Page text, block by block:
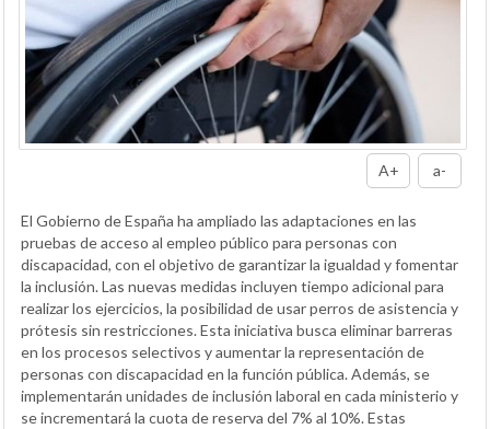
A+ a-
El Gobierno de España ha ampliado las adaptaciones en las
pruebas de acceso al empleo público para personas con
discapacidad, con el objetivo de garantizar la igualdad y fomentar
la inclusión. Las nuevas medidas incluyen tiempo adicional para
realizar los ejercicios, la posibilidad de usar perros de asistencia y
prótesis sin restricciones. Esta iniciativa busca eliminar barreras
en los procesos selectivos y aumentar la representación de
personas con discapacidad en la función pública. Además, se
implementarán unidades de inclusión laboral en cada ministerio y
se incrementará la cuota de reserva del 7% al 10%. Estas